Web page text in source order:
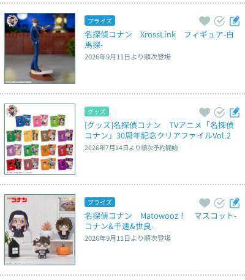
プライズ
名探偵コナン　XrossLink　フィギュア‐白
馬探‐
2026年9月11日より順次登場
グッズ
[グッズ]名探偵コナン　TVアニメ「名探偵
コナン」30周年記念クリアファイルVol.2
2026年7月14日より順次予約開始
プライズ
名探偵コナン　Matowooz！　マスコット‐
コナン&千速&世良‐
2026年9月11日より順次登場